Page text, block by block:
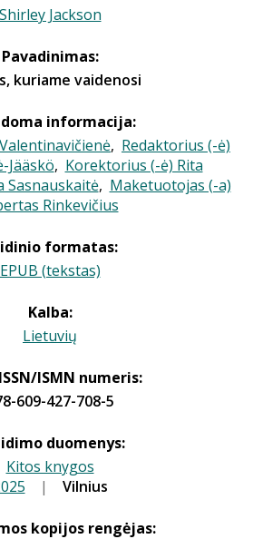
Shirley Jackson
Pavadinimas:
kuriame vaidenosi
informacija:
, Redaktorius (-ė)
Jääskö, Korektorius (-ė) Rita
Sasnauskaitė, Maketuotojas (-a)
Rinkevičius
formatas:
EPUB (tekstas)
Kalba:
Lietuvių
ISMN numeris:
609-427-708-5
duomenys:
Kitos knygos
| Vilnius
kopijos rengėjas: